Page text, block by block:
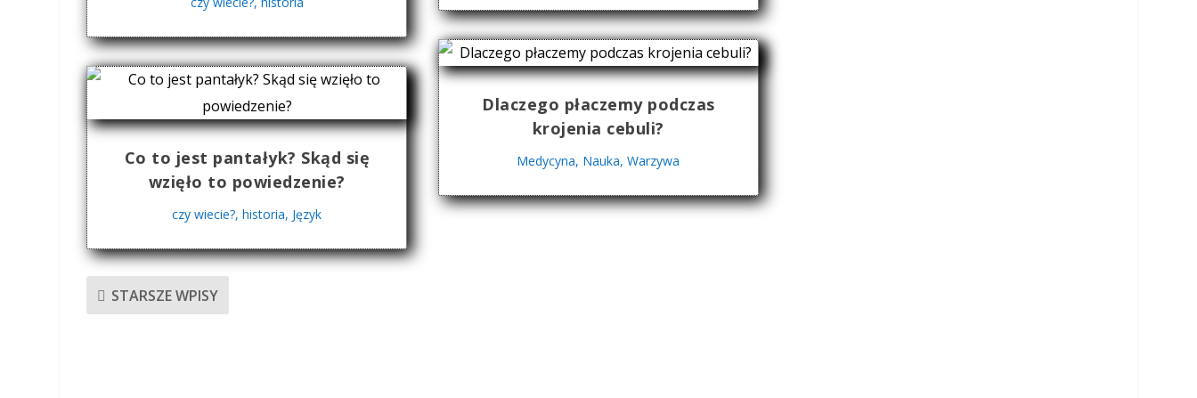
Co to jest pantałyk? Skąd się
wzięło to powiedzenie?
czy wiecie?,historia, Język
Dlaczego płaczemy podczas
krojenia cebuli?
Medycyna, Nauka,Warzywa
STARSZE WPISY